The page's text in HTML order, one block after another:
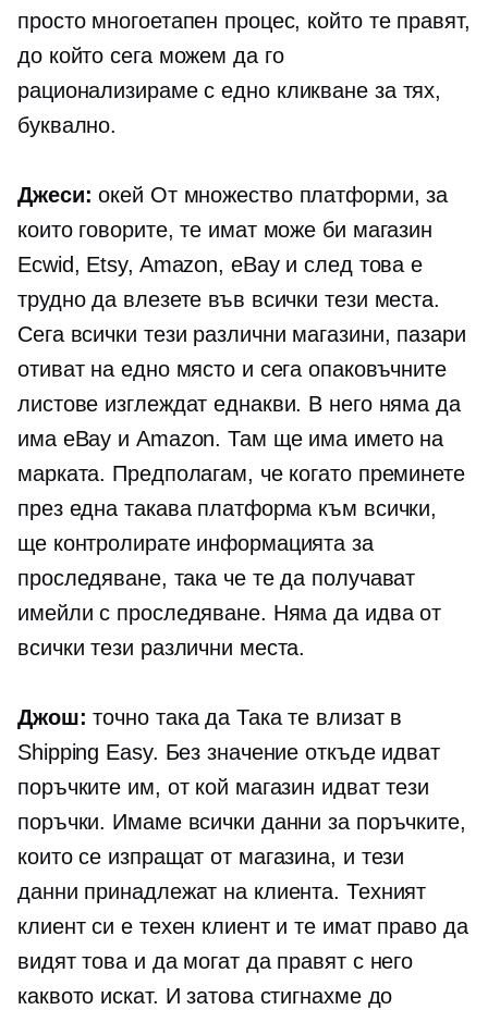
просто многоетапен процес, който те правят,
до който сега можем да го
рационализирамес едно кликванеза тях,
буквално.
Джеси: окей От множество платформи, за
които говорите, те имат може би магазин
Ecwid, Etsy, Amazon, eBay и след това е
трудно да влезете във всички тези места.
Сега всички тези различни магазини, пазари
отиват на едно място и сега опаковъчните
листове изглеждат еднакви. В него няма да
има eBay и Amazon. Там ще има името на
марката. Предполагам, че когато преминете
през една такава платформа към всички,
ще контролирате информацията за
проследяване, така че те да получават
имейли с проследяване. Няма да идва от
всички тези различни места.
Джош: точно така да Така те влизат в
Shipping Easy. Без значение откъде идват
поръчките им, от кой магазин идват тези
поръчки. Имаме всички данни за поръчките,
които се изпращат от магазина, и тези
данни принадлежат на клиента. Техният
клиент си е техен клиент и те имат право да
видят това и да могат да правят с него
каквото искат. И затова стигнахме до